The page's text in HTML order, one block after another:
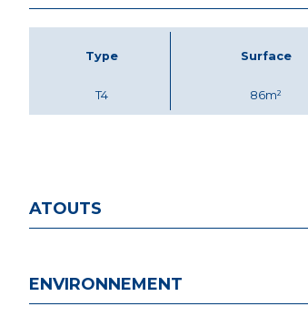
Type Surface
T4 86m²
ATOUTS
ENVIRONNEMENT